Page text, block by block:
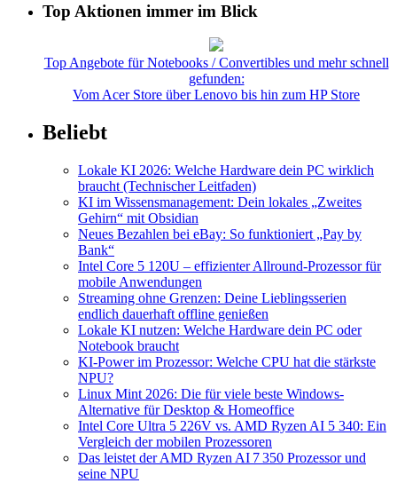
Top Aktionen immer im Blick
Top Angebote für Notebooks / Convertibles und mehr schnell
gefunden:
Vom Acer Store über Lenovo bis hin zum HP Store
Beliebt
Lokale KI 2026: Welche Hardware dein PC wirklich
braucht (Technischer Leitfaden)
KI im Wissensmanagement: Dein lokales „Zweites
Gehirn“ mit Obsidian
Neues Bezahlen bei eBay: So funktioniert „Pay by
Bank“
Intel Core 5 120U – effizienter Allround-Prozessor für
mobile Anwendungen
Streaming ohne Grenzen: Deine Lieblingsserien
endlich dauerhaft offline genießen
Lokale KI nutzen: Welche Hardware dein PC oder
Notebook braucht
KI-Power im Prozessor: Welche CPU hat die stärkste
NPU?
Linux Mint 2026: Die für viele beste Windows-
Alternative für Desktop & Homeoffice
Intel Core Ultra 5 226V vs. AMD Ryzen AI 5 340: Ein
Vergleich der mobilen Prozessoren
Das leistet der AMD Ryzen AI 7 350 Prozessor und
seine NPU